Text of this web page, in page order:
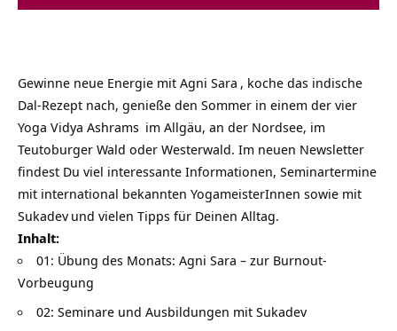
Gewinne neue Energie mit Agni Sara , koche das indische
Dal-Rezept nach, genieße den Sommer in einem der vier
Yoga Vidya Ashrams im Allgäu, an der Nordsee, im
Teutoburger Wald oder Westerwald. Im neuen Newsletter
findest Du viel interessante Informationen, Seminartermine
mit international bekannten YogameisterInnen sowie mit
Sukadev und vielen Tipps für Deinen Alltag.
Inhalt:
01: Übung des Monats: Agni Sara – zur Burnout-
Vorbeugung
02: Seminare und Ausbildungen mit Sukadev